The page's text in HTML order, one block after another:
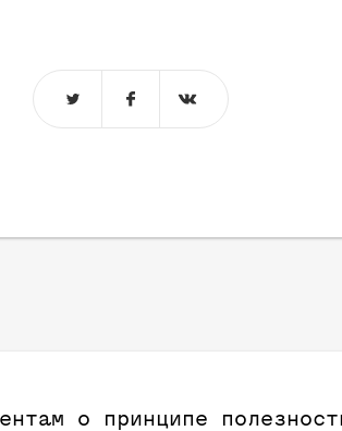
о принципе